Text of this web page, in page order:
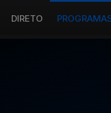
DIRETO